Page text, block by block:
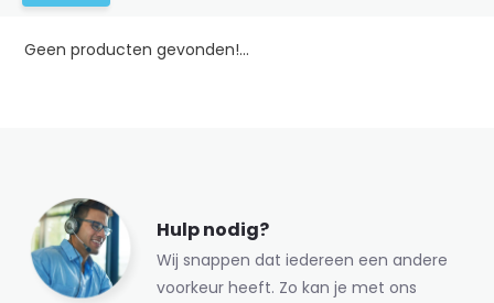
Geen producten gevonden!...
Hulp nodig?
Wij snappen dat iedereen een andere
voorkeur heeft. Zo kan je met ons